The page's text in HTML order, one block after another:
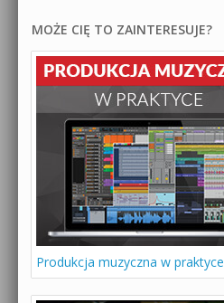
MOŻE CIĘ TO ZAINTERESUJE?
Produkcja muzyczna w praktyce